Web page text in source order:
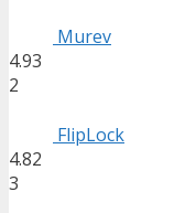
Murev
4.93
2
FlipLock
4.82
3